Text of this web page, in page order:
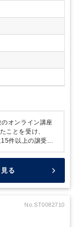
オンライン講座
ことを受け、
件以上の譲受け
案件の増加に伴
人材の増員を図っ
おり、成長機会
ルマネージャー2
場合は、慣れるま
る
No.ST0082710